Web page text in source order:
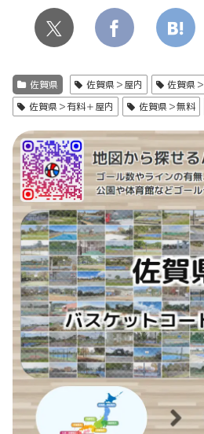
佐賀県 佐賀県＞屋内 佐賀県
佐賀県＞有料＋屋内
佐賀県＞無料